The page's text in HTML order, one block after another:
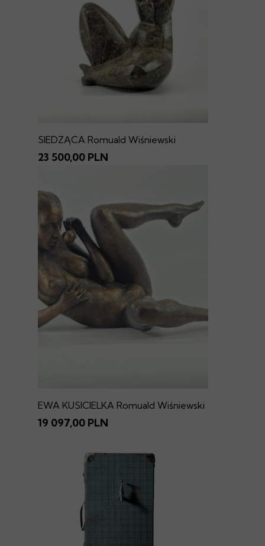
SIEDZĄCA Romuald Wiśniewski
23 500,00 PLN
EWA KUSICIELKA Romuald Wiśniewski
19 097,00 PLN